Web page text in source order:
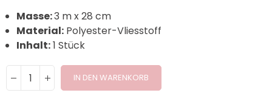
Masse:3 m x 28 cm
Material: Polyester-Vliesstoff
Inhalt:1 Stück
IN DEN WARENKORB